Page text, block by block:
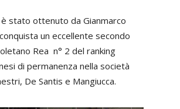
è stato ottenuto da Gianmarco
un eccellente secondo
Rea n° 2 del ranking
di permanenza nella società
De Santis e Mangiucca.